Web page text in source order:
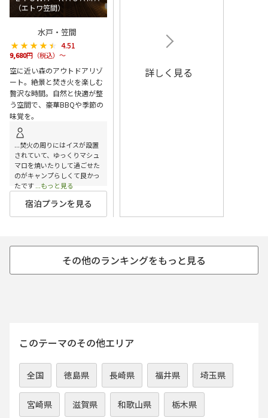
（エトワ笠間）
水戸・笠間
★★★★★
★★★★★ 4.51
9,680円（税込）～
空に近い森のアウトドアリゾ
ート。絶景と焚き火を楽しむ
贅沢な時間。自然と快適が整
う空間で、豪華BBQや季節の
味覚を。
...焚火の周りにはイスが設置
されていて、ゆっくりマシュ
マロを焼いたりして過ごせた
のがキャンプらしくて良かっ
たです...もっと見る
宿泊プランを見る
詳しく見る
このテーマのその他エリア
全国 徳島県 長崎県 福井県 埼玉県
宮崎県 滋賀県 和歌山県 栃木県